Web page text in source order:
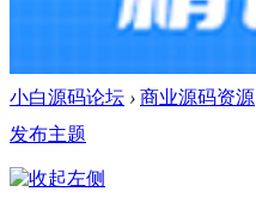
小白源码论坛 › 商业源码资源
发布主题